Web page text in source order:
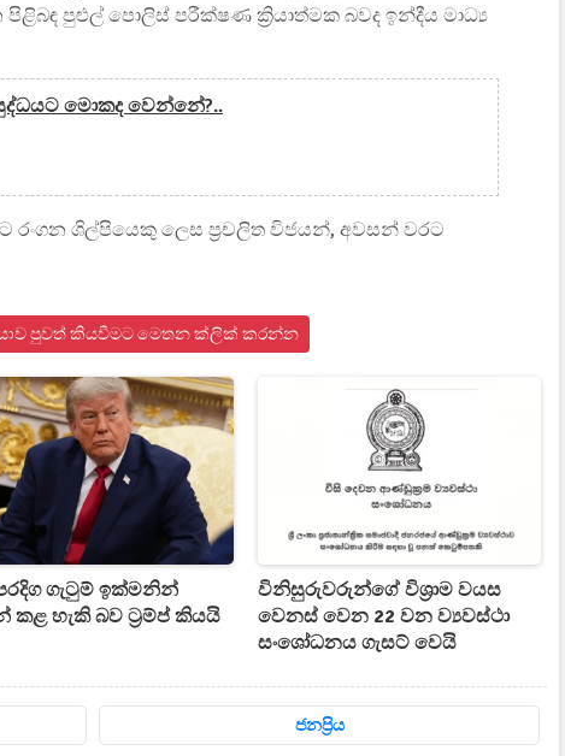
පුළුල් පොලිස් පරීක්ෂණ ක්‍රියාත්මක බවද ඉන්දීය මාධ්‍ය
මොකද වෙන්නේ?..
රංගන ශිල්පියෙකු ලෙස ප්‍රචලිත විජයන්, අවසන් වරට
පුවත් කියවීමට මෙතන ක්ලික් කරන්න
ගැටුම් ඉක්මනින්
කළ හැකි බව ට්‍රම්ප් කියයි
විනිසුරුවරුන්ගේ විශ්‍රාම වයස
වෙනස් වෙන 22 වන ව්‍යවස්ථා
සංශෝධනය ගැසට් වෙයි
ජනප්‍රිය